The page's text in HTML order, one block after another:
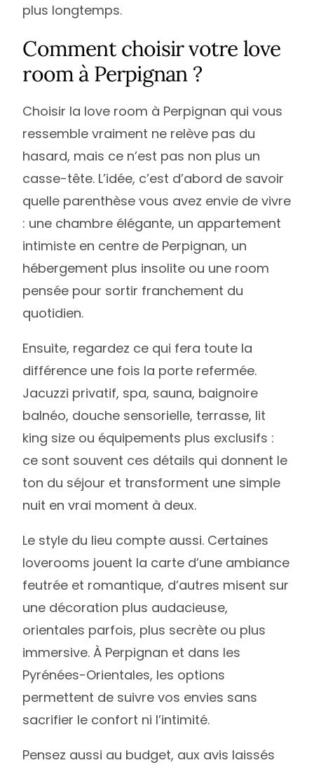
plus longtemps.
Comment choisir votre love
room à Perpignan ?
Choisir la love room à Perpignan qui vous
ressemble vraiment ne relève pas du
hasard, mais ce n’est pas non plus un
casse-tête. L’idée, c’est d’abord de savoir
quelle parenthèse vous avez envie de vivre
: une chambre élégante, un appartement
intimiste en centre de Perpignan, un
hébergement plus insolite ou une room
pensée pour sortir franchement du
quotidien.
Ensuite, regardez ce qui fera toute la
différence une fois la porte refermée.
Jacuzzi privatif, spa, sauna, baignoire
balnéo, douche sensorielle, terrasse, lit
king size ou équipements plus exclusifs :
ce sont souvent ces détails qui donnent le
ton du séjour et transforment une simple
nuit en vrai moment à deux.
Le style du lieu compte aussi. Certaines
loverooms jouent la carte d’une ambiance
feutrée et romantique, d’autres misent sur
une décoration plus audacieuse,
orientales parfois, plus secrète ou plus
immersive. À Perpignan et dans les
Pyrénées-Orientales, les options
permettent de suivre vos envies sans
sacrifier le confort ni l’intimité.
Pensez aussi au budget, aux avis laissés